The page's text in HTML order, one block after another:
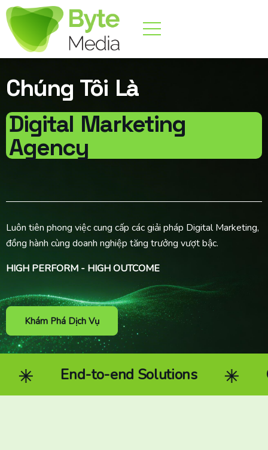
Chúng Tôi Là
Digital Marketing
Agency
Luôn tiên phong việc cung cấp các giải pháp Digital Marketing,
đồng hành cùng doanh nghiệp tăng trưởng vượt bậc.
HIGH PERFORM - HIGH OUTCOME
Khám Phá Dịch Vụ
Community